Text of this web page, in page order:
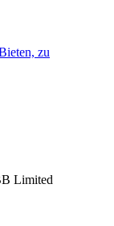
zu
Limited